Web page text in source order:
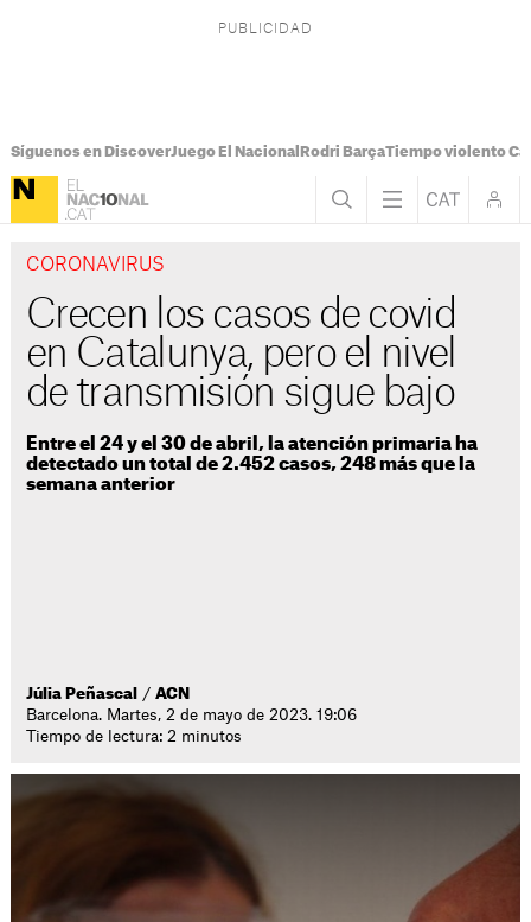
Síguenos en DiscoverJuego El Nacional Rodri BarçaTiempo violento
CORONAVIRUS
Crecen los casos de covid
en Catalunya, pero el nivel
de transmisión sigue bajo
Entre el 24 y el 30 de abril, la atención primaria ha
detectado un total de 2.452 casos, 248 más que la
semana anterior
Júlia Peñascal /ACN
Barcelona. Martes, 2 de mayo de 2023. 19:06
Tiempo de lectura: 2 minutos